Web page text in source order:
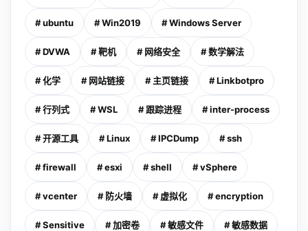
# ubuntu # Win2019 # Windows Server
# DVWA # 靶机 # 网络安全 # 数学解法
# 化学 # 网站链接 # 主页链接 # Linkbotpro
# 行列式 # WSL # 跟踪进程 # inter-process
# 开源工具 # Linux # IPCDump # ssh
# firewall # esxi # shell # vSphere
# vcenter # 防火墙 # 虚拟化 # encryption
# Sensitive # 加密卷 # 敏感文件 # 敏感数据